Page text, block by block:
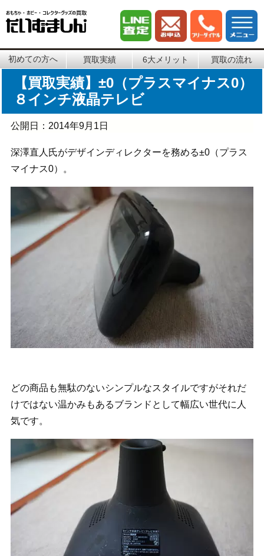
初めての方へ 買取実績 6大メリット 買取の流れ
【買取実績】±0（プラスマイナス0）
８インチ液晶テレビ
公開日： 2014年9月1日
深澤直人氏がデザインディレクターを務める±0（プラス
マイナス0）。
どの商品も無駄のないシンプルなスタイルですがそれだ
けではない温かみもあるブランドとして幅広い世代に人
気です。